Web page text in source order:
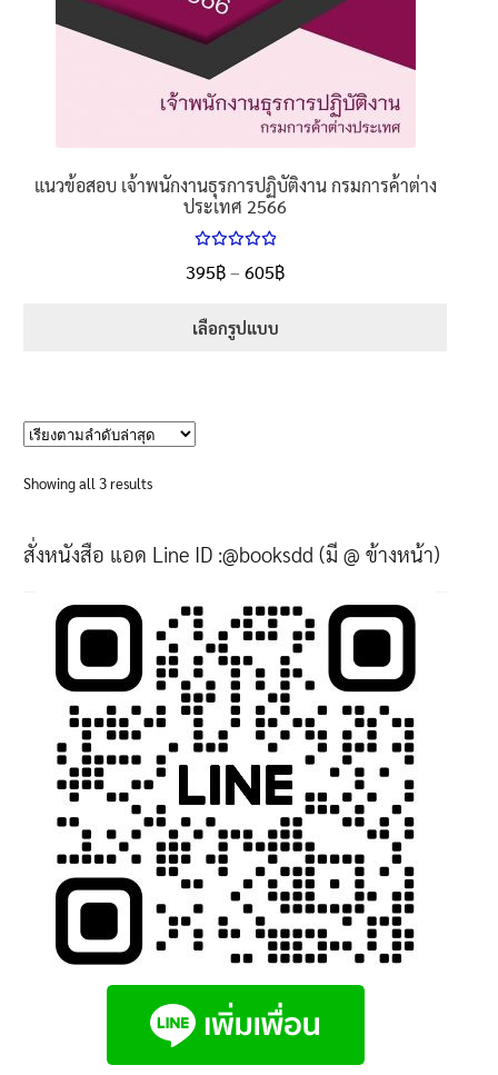
แนวข้อสอบ เจ้าพนักงานธุรการปฏิบัติงาน กรมการค้าต่าง
ประเทศ 2566
5.00
ตั้งแต่
395฿– 605฿Price
เลือกรูปแบบ
may
chosen
on
the
product
page
Showing all 3 resultsSorted
สั่งหนังสือ แอด Line ID :@booksdd (มี @ ข้างหน้า)